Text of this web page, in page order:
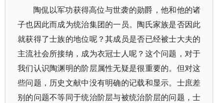
陶侃以军功获得高位与世袭的勋爵，他和他的诸
子也因此而成为统治集团的一员。陶氏家族是否因此
就获得了士族的地位呢？其成员是否已经被士大夫的
主流社会所接纳，成为衣冠士人呢？这个问题，对于
我们认识陶渊明的阶层属性无疑是很重要的。但对这
些问题，历史文献中没有明确的记载和显示。士庶差
别的问题不等同于统治阶层与被统治阶层的问题，士